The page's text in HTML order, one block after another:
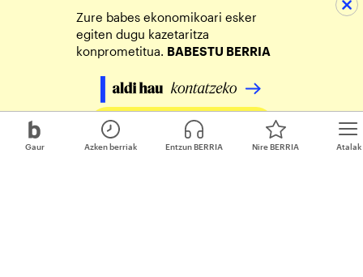
Gaur Atalak
Azken berriak Entzun BERRIA Nire BERRIA
Zure babes ekonomikoari esker
egiten dugu kazetaritza
konprometitua. BABESTU BERRIA
Egin zure ekarpena